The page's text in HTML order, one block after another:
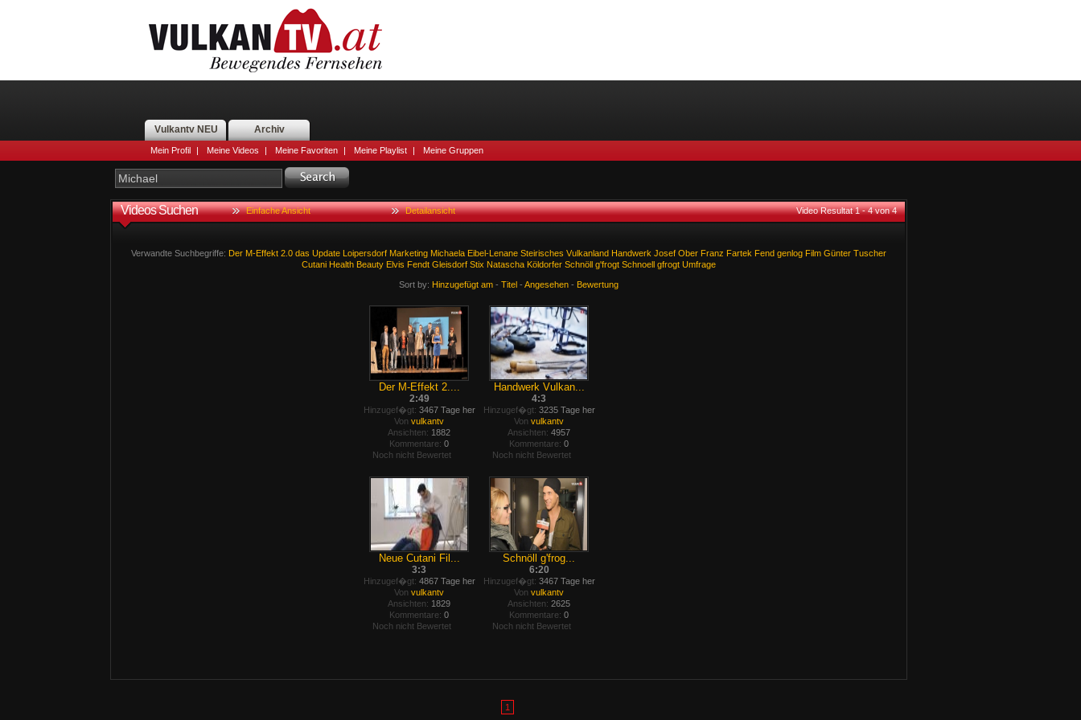
Vulkantv NEU Archiv
Mein Profil | Meine Videos | Meine Favoriten | Meine Playlist | Meine Gruppen
Videos Suchen Einfache Ansicht Detailansicht Video Resultat 1 - 4 von 4
Verwandte Suchbegriffe: Der M-Effekt 2.0 das Update Loipersdorf Marketing Michaela Eibel-Lenane Steirisches Vulkanland Handwerk Josef Ober Franz Fartek Fend genlog Film Günter Tuscher
Cutani Health Beauty Elvis Fendt Gleisdorf Stix Natascha Köldorfer Schnöll g'frogt Schnoell gfrogt Umfrage
Sort by: Hinzugefügt am - Titel - Angesehen - Bewertung
Der M-Effekt 2....
2:49
Hinzugef�gt: 3467 Tage her
Von vulkantv
Ansichten: 1882
Kommentare: 0
Noch nicht Bewertet
Handwerk Vulkan...
4:3
Hinzugef�gt: 3235 Tage her
Von vulkantv
Ansichten: 4957
Kommentare: 0
Noch nicht Bewertet
Neue Cutani Fil...
3:3
Hinzugef�gt: 4867 Tage her
Von vulkantv
Ansichten: 1829
Kommentare: 0
Noch nicht Bewertet
Schnöll g'frog...
6:20
Hinzugef�gt: 3467 Tage her
Von vulkantv
Ansichten: 2625
Kommentare: 0
Noch nicht Bewertet
1